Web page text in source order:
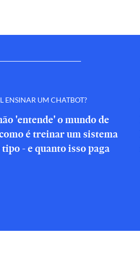
ENSINAR UM CHATBOT?
'entende' o mundo de
é treinar um sistema
tipo - e quanto isso paga